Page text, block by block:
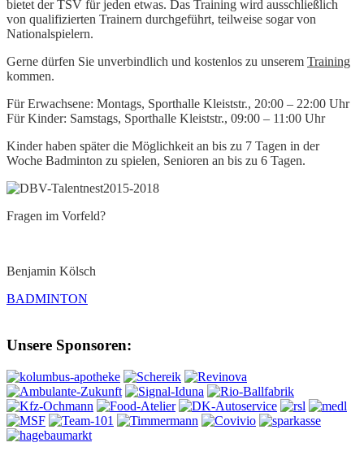
bietet der TSV für jeden etwas. Das Training wird ausschließlich
von qualifizierten Trainern durchgeführt, teilweise sogar von
Nationalspielern.
Gerne dürfen Sie unverbindlich und kostenlos zu unserem Training
kommen.
Für Erwachsene: Montags, Sporthalle Kleiststr., 20:00 – 22:00 Uhr
Für Kinder: Samstags, Sporthalle Kleiststr., 09:00 – 11:00 Uhr
Kinder haben später die Möglichkeit an bis zu 7 Tagen in der
Woche Badminton zu spielen, Senioren an bis zu 6 Tagen.
Fragen im Vorfeld?
Benjamin Kölsch
BADMINTON
Unsere Sponsoren: